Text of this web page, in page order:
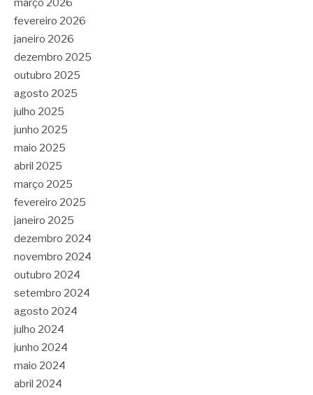
março 2026
fevereiro 2026
janeiro 2026
dezembro 2025
outubro 2025
agosto 2025
julho 2025
junho 2025
maio 2025
abril 2025
março 2025
fevereiro 2025
janeiro 2025
dezembro 2024
novembro 2024
outubro 2024
setembro 2024
agosto 2024
julho 2024
junho 2024
maio 2024
abril 2024